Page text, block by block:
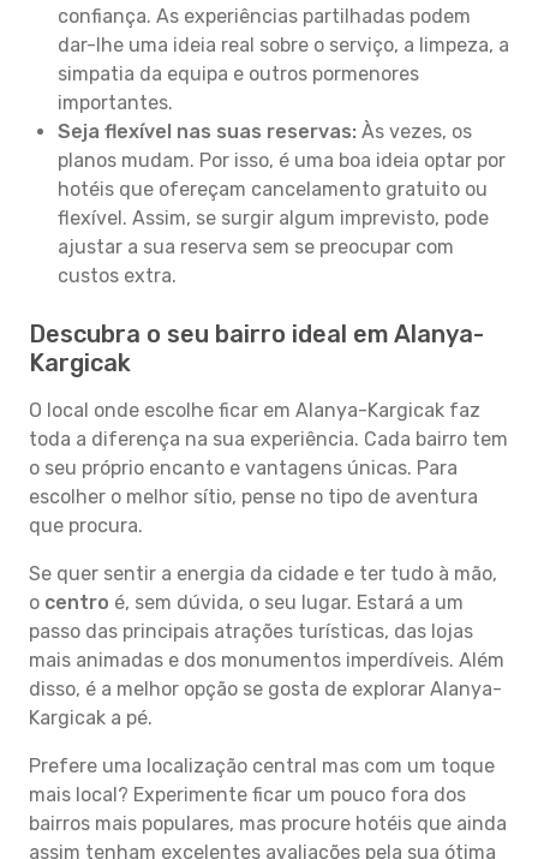
confiança. As experiências partilhadas podem
dar-lhe uma ideia real sobre o serviço, a limpeza, a
simpatia da equipa e outros pormenores
importantes.
Seja flexível nas suas reservas: Às vezes, os
planos mudam. Por isso, é uma boa ideia optar por
hotéis que ofereçam cancelamento gratuito ou
flexível. Assim, se surgir algum imprevisto, pode
ajustar a sua reserva sem se preocupar com
custos extra.
Descubra o seu bairro ideal em Alanya-
Kargicak
O local onde escolhe ficar em Alanya-Kargicak faz
toda a diferença na sua experiência. Cada bairro tem
o seu próprio encanto e vantagens únicas. Para
escolher o melhor sítio, pense no tipo de aventura
que procura.
Se quer sentir a energia da cidade e ter tudo à mão,
o centro é, sem dúvida, o seu lugar. Estará a um
passo das principais atrações turísticas, das lojas
mais animadas e dos monumentos imperdíveis. Além
disso, é a melhor opção se gosta de explorar Alanya-
Kargicak a pé.
Prefere uma localização central mas com um toque
mais local? Experimente ficar um pouco fora dos
bairros mais populares, mas procure hotéis que ainda
assim tenham excelentes avaliações pela sua ótima